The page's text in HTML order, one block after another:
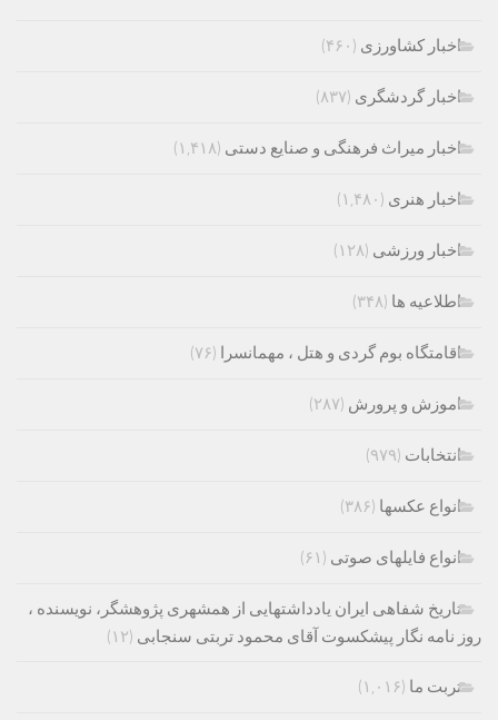
اخبار کشاورزی (۴۶۰)
اخبار گردشگری (۸۳۷)
اخبار میراث فرهنگی و صنایع دستی (۱,۴۱۸)
اخبار هنری (۱,۴۸۰)
اخبار ورزشی (۱۲۸)
اطلاعیه ها (۳۴۸)
اقامتگاه بوم گردی و هتل ، مهمانسرا (۷۶)
اموزش و پرورش (۲۸۷)
انتخابات (۹۷۹)
انواع عکسها (۳۸۶)
انواع فایلهای صوتی (۶۱)
تاریخ شفاهی ایران یادداشتهایی از همشهری پژوهشگر، نویسنده ،
روز نامه نگار پیشکسوت آقای محمود تربتی سنجابی (۱۲)
تربت ما (۱,۰۱۶)